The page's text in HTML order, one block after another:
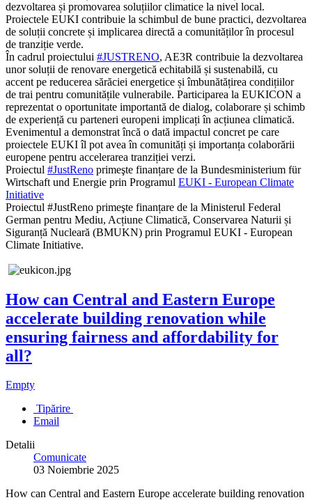
dezvoltarea și promovarea soluțiilor climatice la nivel local.
Proiectele EUKI contribuie la schimbul de bune practici, dezvoltarea
de soluții concrete și implicarea directă a comunităților în procesul
de tranziție verde.
În cadrul proiectului #JUSTRENO, AE3R contribuie la dezvoltarea
unor soluții de renovare energetică echitabilă și sustenabilă, cu
accent pe reducerea sărăciei energetice și îmbunătățirea condițiilor
de trai pentru comunitățile vulnerabile. Participarea la EUKICON a
reprezentat o oportunitate importantă de dialog, colaborare și schimb
de experiență cu parteneri europeni implicați în acțiunea climatică.
Evenimentul a demonstrat încă o dată impactul concret pe care
proiectele EUKI îl pot avea în comunități și importanța colaborării
europene pentru accelerarea tranziției verzi.
Proiectul #JustReno primeşte finanțare de la Bundesministerium für
Wirtschaft und Energie prin Programul EUKI - European Climate
Initiative
Proiectul #JustReno primeşte finanțare de la Ministerul Federal
German pentru Mediu, Acțiune Climatică, Conservarea Naturii și
Siguranță Nucleară (BMUKN) prin Programul EUKI - European
Climate Initiative.
How can Central and Eastern Europe
accelerate building renovation while
ensuring fairness and affordability for
all?
Empty
Tipărire
Email
Detalii
Comunicate
03 Noiembrie 2025
How can Central and Eastern Europe accelerate building renovation